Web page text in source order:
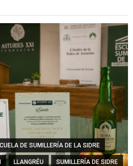
DE SUMILLERÍA DE LA SIDRE
LLANGRÉU SUMILLERÍA DE SIDRE